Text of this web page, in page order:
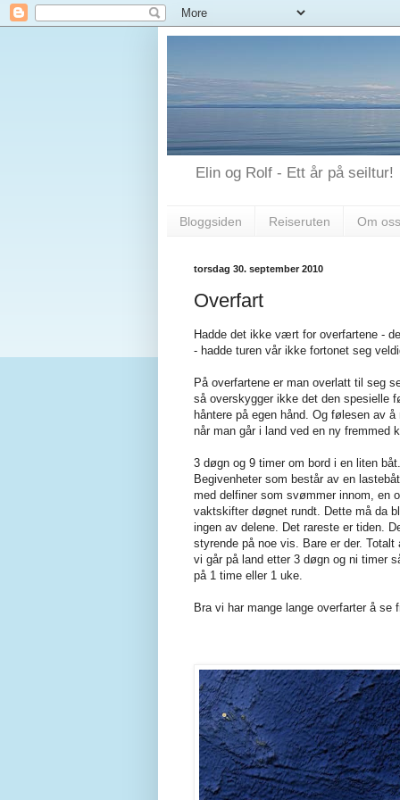
Elin og Rolf - Ett år på seiltur!
Bloggsiden Reiseruten Om oss
torsdag 30. september 2010
Overfart
Hadde det ikke vært for overfartene -
- hadde turen vår ikke fortonet seg
På overfartene er man overlatt til seg
så overskygger ikke det den spesielle
håntere på egen hånd. Og følesen av
når man går i land ved en ny fremmed
3 døgn og 9 timer om bord i en liten
Begivenheter som består av en
med delfiner som svømmer innom, en
vaktskifter døgnet rundt. Dette må da
ingen av delene. Det rareste er tiden.
styrende på noe vis. Bare er der.
vi går på land etter 3 døgn og ni timer
på 1 time eller 1 uke.
Bra vi har mange lange overfarter å se